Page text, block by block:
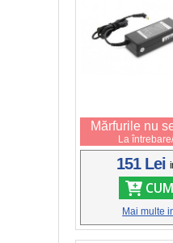
Mărfurile nu
La
151 Lei
Mai multe